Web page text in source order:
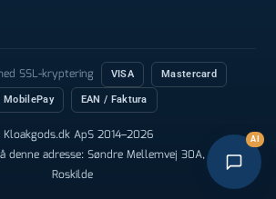
SSL-kryptering VISA Mastercard
MobilePay EAN / Faktura
ApS 2014–2026
denne adresse: Søndre Mellemvej 30A, 4000
Roskilde
AI